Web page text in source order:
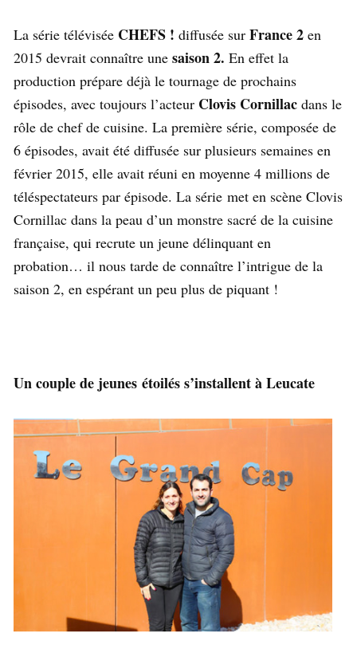
La série télévisée CHEFS ! diffusée sur France 2 en
2015 devrait connaître une saison 2. En effet la
production prépare déjà le tournage de prochains
épisodes, avec toujours l’acteur Clovis Cornillac dans le
rôle de chef de cuisine. La première série, composée de
6 épisodes, avait été diffusée sur plusieurs semaines en
février 2015, elle avait réuni en moyenne 4 millions de
téléspectateurs par épisode. La série met en scène Clovis
Cornillac dans la peau d’un monstre sacré de la cuisine
française, qui recrute un jeune délinquant en
probation… il nous tarde de connaître l’intrigue de la
saison 2, en espérant un peu plus de piquant !
Un couple de jeunes étoilés s’installent à Leucate